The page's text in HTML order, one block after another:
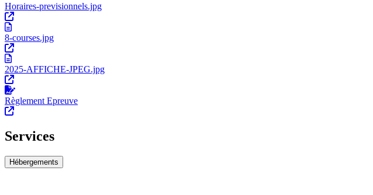
Horaires-previsionnels.jpg
8-courses.jpg
2025-AFFICHE-JPEG.jpg
Règlement Epreuve
Services
Hébergements